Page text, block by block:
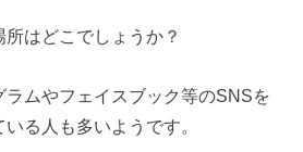
はどこでしょうか？
ムやフェイスブック等のSNSを
る人も多いようです。